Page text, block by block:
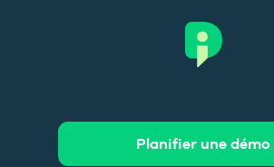
Planifier une démo